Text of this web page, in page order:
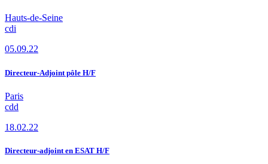
Hauts-de-Seine
cdi
05.09.22
Directeur-Adjoint pôle H/F
Paris
cdd
18.02.22
Directeur-adjoint en ESAT H/F